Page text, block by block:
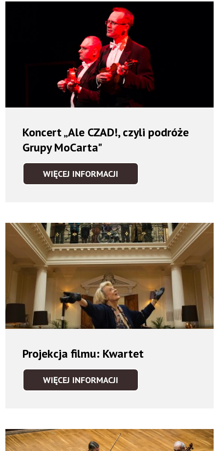
Koncert „Ale CZAD!, czyli podróże
Grupy MoCarta"
WIĘCEJ INFORMACJI
KONCERT
PODRÓŻE
GRUPY
MOCARTA"
Projekcja filmu: Kwartet
WIĘCEJ INFORMACJI
PROJEKCJA